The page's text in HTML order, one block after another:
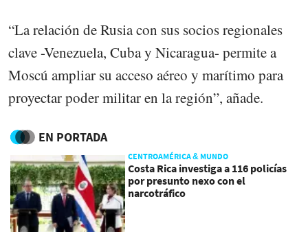
“La relación de Rusia con sus socios regionales
clave -Venezuela, Cuba y Nicaragua- permite a
Moscú ampliar su acceso aéreo y marítimo para
proyectar poder militar en la región”, añade.
EN PORTADA
CENTROAMÉRICA & MUNDO
Costa Rica investiga a 116 policías
por presunto nexo con el
narcotráfico